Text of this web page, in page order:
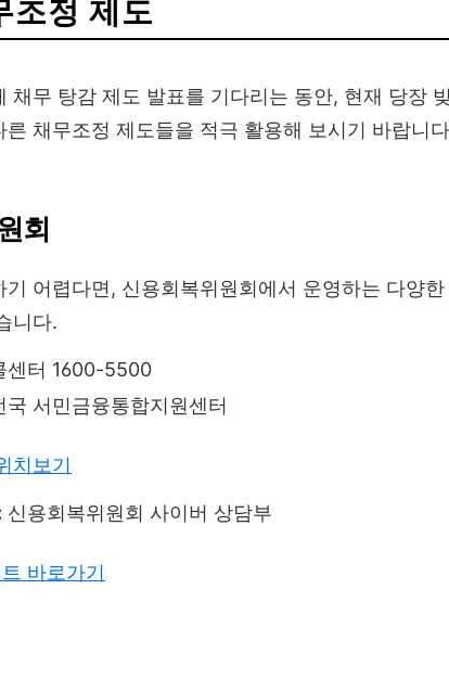
조정 제도
채무 탕감 제도 발표를 기다리는 동안, 현재 당장
른 채무조정 제도들을 적극 활용해 보시기 바랍니
회
기 어렵다면, 신용회복위원회에서 운영하는 다양
니다.
센터 1600-5500
국 서민금융통합지원센터
치보기
신용회복위원회 사이버 상담부
바로가기